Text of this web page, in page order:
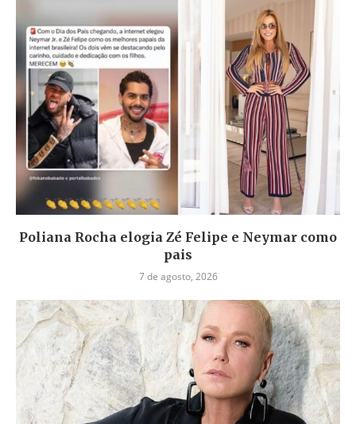
Poliana Rocha elogia Zé Felipe e Neymar como
pais
7 de agosto, 2026